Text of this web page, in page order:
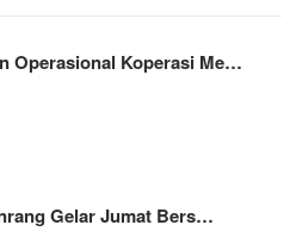
Operasional Koperasi Me…
Gelar Jumat Bers…